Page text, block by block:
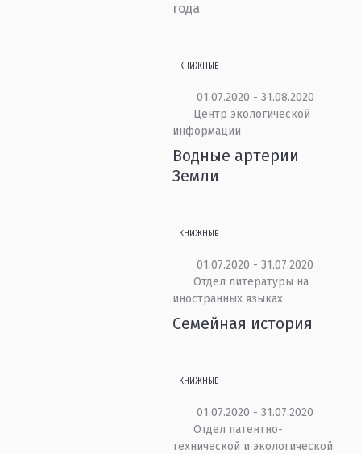
года
КНИЖНЫЕ
01.07.2020 - 31.08.2020
Центр экологической
информации
Водные артерии
Земли
КНИЖНЫЕ
01.07.2020 - 31.07.2020
Отдел литературы на
иностранных языках
Семейная история
КНИЖНЫЕ
01.07.2020 - 31.07.2020
Отдел патентно-
технической и экологической